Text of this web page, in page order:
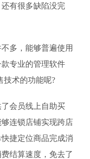
有很多缺陷没完
多，能够普遍使用
专业的管理软件
技术的功能呢?
会员线上自助买
连锁店铺实现跨店
捷定位商品完成消
结算速度，免去了